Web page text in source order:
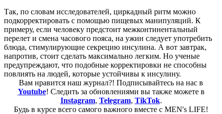
Так, по словам исследователей, циркадный ритм можно
подкорректировать с помощью пищевых манипуляций. К
примеру, если человеку предстоит межконтинентальный
перелет и смена часового пояса, на ужин следует употребить
блюда, стимулирующие секрецию инсулина. А вот завтрак,
напротив, стоит сделать максимально легким. Но ученые
предупреждают, что подобные корректировки не способны
повлиять на людей, которые устойчивы к инсулину.
Вам нравится наш журнал?! Подписывайтесь на нас в
Youtube! Следить за обновлениями вы также можете в
Instagram, Telegram, TikTok.
Будь в курсе всего самого важного вместе с MEN's LIFE!